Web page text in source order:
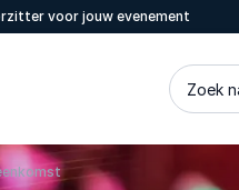
voor jouw evenement
Zoek